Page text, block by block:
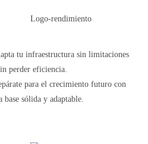
tu infraestructura sin limitaciones
perder eficiencia.
para el crecimiento futuro con
base sólida y adaptable.